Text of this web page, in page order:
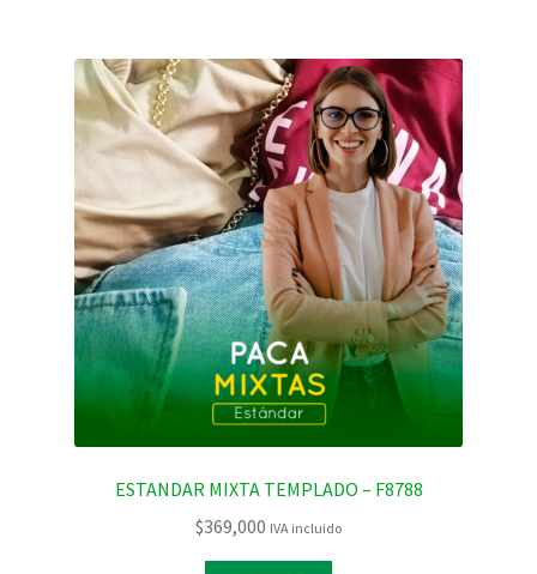
ESTANDAR MIXTA TEMPLADO – F8788
$369,000 IVA incluido